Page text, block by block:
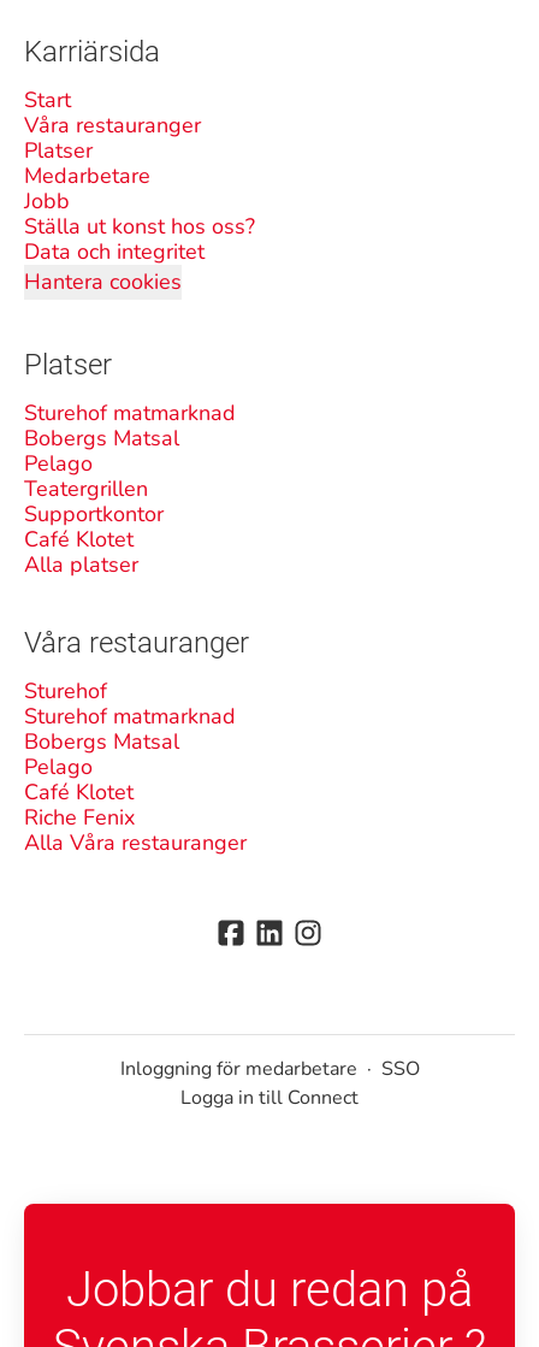
Karriärsida
Start
Våra restauranger
Platser
Medarbetare
Jobb
Ställa ut konst hos oss?
Data och integritet
Hantera cookies
Platser
Sturehof matmarknad
Bobergs Matsal
Pelago
Teatergrillen
Supportkontor
Café Klotet
Alla platser
Våra restauranger
Sturehof
Sturehof matmarknad
Bobergs Matsal
Pelago
Café Klotet
Riche Fenix
Alla Våra restauranger
Inloggning för medarbetare · SSO
Logga in till Connect
Jobbar du redan på